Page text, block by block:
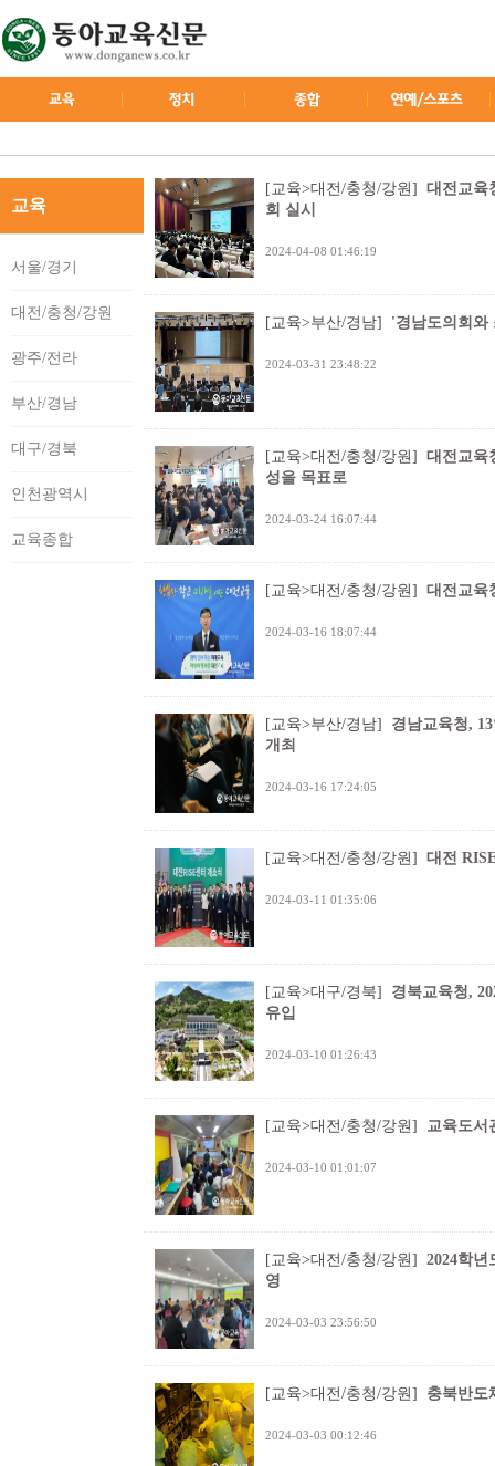
교육
서울/경기
대전/충청/강원
광주/전라
부산/경남
대구/경북
인천광역시
교육종합
[교육>대전/충청/강원]
대전교육
회 실시
2024-04-08 01:46:19
[교육>부산/경남] '경남도의회와
2024-03-31 23:48:22
[교육>대전/충청/강원]
대전교육
성을 목표로
2024-03-24 16:07:44
[교육>대전/충청/강원] 대전교육
2024-03-16 18:07:44
[교육>부산/경남]
경남교육청,
개최
2024-03-16 17:24:05
[교육>대전/충청/강원] 대전
2024-03-11 01:35:06
[교육>대구/경북]
경북교육청,
유입
2024-03-10 01:26:43
[교육>대전/충청/강원] 교육도서
2024-03-10 01:01:07
[교육>대전/충청/강원]
2024학
영
2024-03-03 23:56:50
[교육>대전/충청/강원] 충북반도
2024-03-03 00:12:46